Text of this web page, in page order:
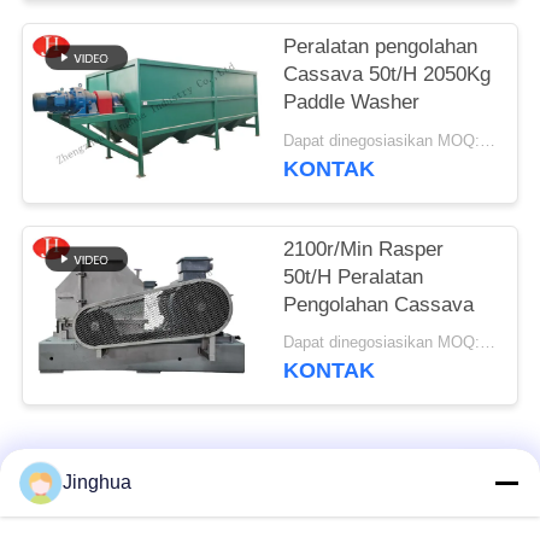
Peralatan pengolahan
Cassava 50t/H 2050Kg
Paddle Washer
Dapat dinegosiasikan MOQ:1 set
KONTAK
2100r/Min Rasper
50t/H Peralatan
Pengolahan Cassava
Dapat dinegosiasikan MOQ:1 set
KONTAK
Bad Request
Jinghua